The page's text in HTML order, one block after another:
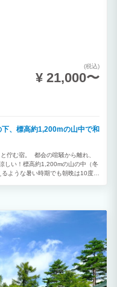
(税込)
¥ 21,000〜
下、標高約1,200mの山中で和
佇む宿。 都会の喧騒から離れ、
しい！標高約1,200mの山の中（冬
ような暑い時期でも朝晩は10度台